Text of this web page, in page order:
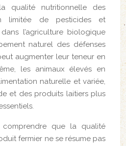
qualité nutritionnelle des
limitée de pesticides et
dans l’agriculture biologique
naturel des défenses
augmenter leur teneur en
les animaux élevés en
naturelle et variée,
et des produits laitiers plus
que la qualité
fermier ne se résume pas